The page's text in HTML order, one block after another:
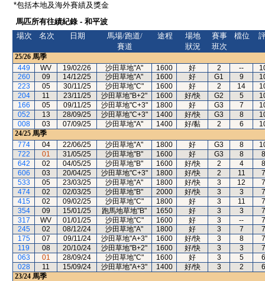
*包括本地及海外賽績及獎金
馬匹所有往績紀錄 - 和平波
場次
名次 日期
馬場/跑道/
賽道
途程
場地
狀況
賽事
班次
檔位
25/26 馬季
449
WV 19/02/26 沙田草地"A" 1600 好 2 --
260
09 14/12/25 沙田草地"A" 1600 好 G1 9
223
05 30/11/25 沙田草地"C" 1600 好 2 14
204
11 23/11/25 沙田草地"B+2" 1600 好/快 G2 5
166
05 09/11/25 沙田草地"C+3" 1800 好 G3 7
052
13 28/09/25 沙田草地"C+3" 1400 好/快 G3 8
008
03 07/09/25 沙田草地"A" 1400 好/黏 2 6
24/25 馬季
774
04 22/06/25 沙田草地"A" 1800 好 G3 8
722
01 31/05/25 沙田草地"B" 1600 好 G3 8
642
02 04/05/25 沙田草地"B" 1600 好/快 2 4
606
03 20/04/25 沙田草地"C+3" 1800 好/快 2 11
533
05 23/03/25 沙田草地"A" 1800 好/快 3 12
474
02 02/03/25 沙田草地"B" 2000 好/快 3 3
415
02 09/02/25 沙田草地"C" 1800 好 3 11
354
09 15/01/25 跑馬地草地"B" 1650 好 3 3
317
WV 01/01/25 沙田草地"C" 1600 好 3 --
245
02 08/12/24 沙田草地"A" 1800 好 3 7
175
07 09/11/24 沙田草地"A+3" 1600 好/快 3 8
119
08 20/10/24 沙田草地"B+2" 1600 好/快 3 3
063
01 28/09/24 沙田草地"C" 1600 好 3 5
028
11 15/09/24 沙田草地"A+3" 1400 好/快 3 2
23/24 馬季